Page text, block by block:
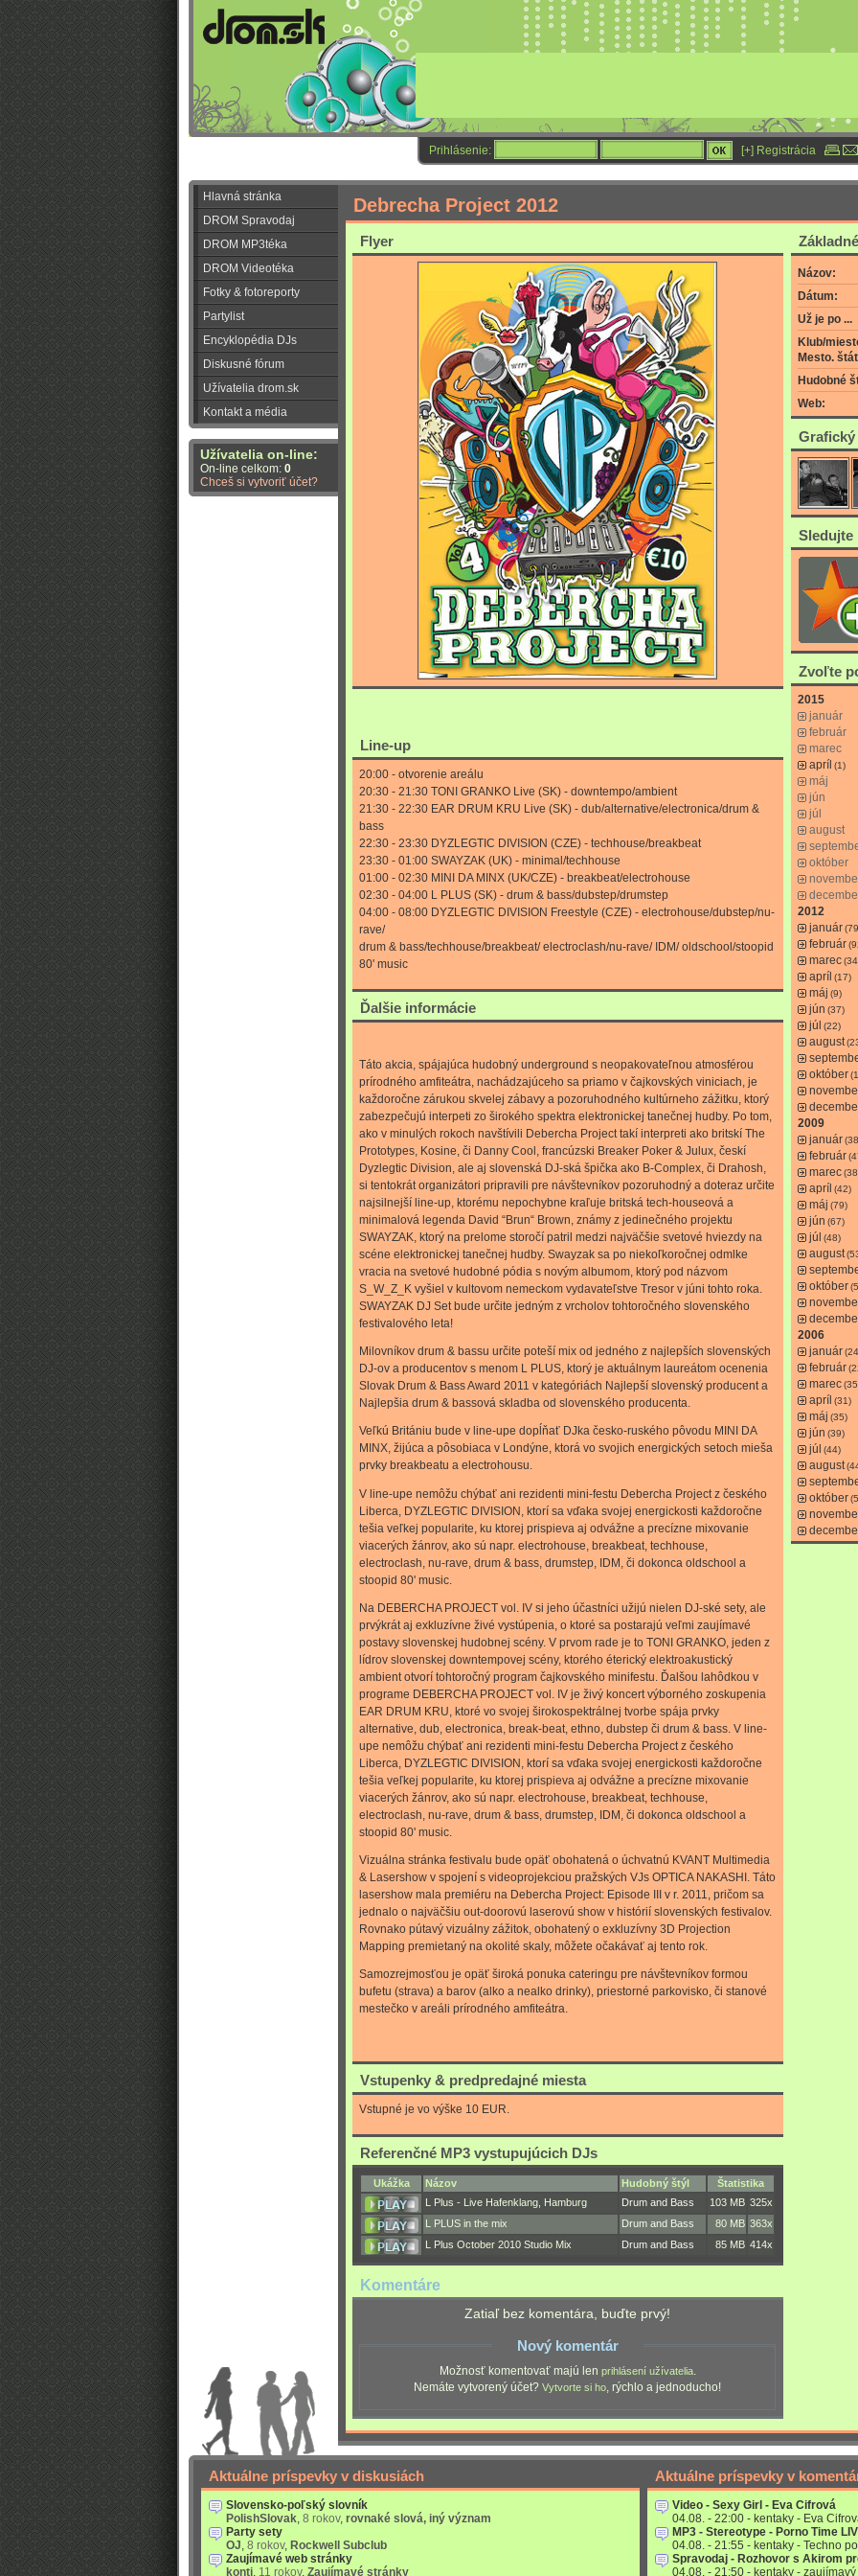
Prihlásenie: [+] Registrácia
Hlavná stránka
DROM Spravodaj
DROM MP3téka
DROM Videotéka
Fotky & fotoreporty
Partylist
Encyklopédia DJs
Diskusné fórum
Užívatelia drom.sk
Kontakt a média
Užívatelia on-line:
On-line celkom: 0
Chceš si vytvoriť účet?
Debrecha Project 2012
Flyer
Line-up
20:00 - otvorenie areálu
20:30 - 21:30 TONI GRANKO Live (SK) - downtempo/ambient
21:30 - 22:30 EAR DRUM KRU Live (SK) - dub/alternative/electronica/drum &
bass
22:30 - 23:30 DYZLEGTIC DIVISION (CZE) - techhouse/breakbeat
23:30 - 01:00 SWAYZAK (UK) - minimal/techhouse
01:00 - 02:30 MINI DA MINX (UK/CZE) - breakbeat/electrohouse
02:30 - 04:00 L PLUS (SK) - drum & bass/dubstep/drumstep
04:00 - 08:00 DYZLEGTIC DIVISION Freestyle (CZE) - electrohouse/dubstep/nu-
rave/
drum & bass/techhouse/breakbeat/ electroclash/nu-rave/ IDM/ oldschool/stoopid
80' music
Ďalšie informácie
Táto akcia, spájajúca hudobný underground s neopakovateľnou atmosférou
prírodného amfiteátra, nachádzajúceho sa priamo v čajkovských viniciach, je
každoročne zárukou skvelej zábavy a pozoruhodného kultúrneho zážitku, ktorý
zabezpečujú interpeti zo širokého spektra elektronickej tanečnej hudby. Po tom,
ako v minulých rokoch navštívili Debercha Project takí interpreti ako britskí The
Prototypes, Kosine, či Danny Cool, francúzski Breaker Poker & Julux, českí
Dyzlegtic Division, ale aj slovenská DJ-ská špička ako B-Complex, či Drahosh,
si tentokrát organizátori pripravili pre návštevníkov pozoruhodný a doteraz určite
najsilnejší line-up, ktorému nepochybne kraľuje britská tech-houseová a
minimalová legenda David “Brun“ Brown, známy z jedinečného projektu
SWAYZAK, ktorý na prelome storočí patril medzi najväčšie svetové hviezdy na
scéne elektronickej tanečnej hudby. Swayzak sa po niekoľkoročnej odmlke
vracia na svetové hudobné pódia s novým albumom, ktorý pod názvom
S_W_Z_K vyšiel v kultovom nemeckom vydavateľstve Tresor v júni tohto roka.
SWAYZAK DJ Set bude určite jedným z vrcholov tohtoročného slovenského
festivalového leta!
Milovníkov drum & bassu určite poteší mix od jedného z najlepších slovenských
DJ-ov a producentov s menom L PLUS, ktorý je aktuálnym laureátom ocenenia
Slovak Drum & Bass Award 2011 v kategóriách Najlepší slovenský producent a
Najlepšia drum & bassová skladba od slovenského producenta.
Veľkú Britániu bude v line-upe dopĺňať DJka česko-ruského pôvodu MINI DA
MINX, žijúca a pôsobiaca v Londýne, ktorá vo svojich energických setoch mieša
prvky breakbeatu a electrohousu.
V line-upe nemôžu chýbať ani rezidenti mini-festu Debercha Project z českého
Liberca, DYZLEGTIC DIVISION, ktorí sa vďaka svojej energickosti každoročne
tešia veľkej popularite, ku ktorej prispieva aj odvážne a precízne mixovanie
viacerých žánrov, ako sú napr. electrohouse, breakbeat, techhouse,
electroclash, nu-rave, drum & bass, drumstep, IDM, či dokonca oldschool a
stoopid 80' music.
Na DEBERCHA PROJECT vol. IV si jeho účastníci užijú nielen DJ-ské sety, ale
prvýkrát aj exkluzívne živé vystúpenia, o ktoré sa postarajú veľmi zaujímavé
postavy slovenskej hudobnej scény. V prvom rade je to TONI GRANKO, jeden z
lídrov slovenskej downtempovej scény, ktorého éterický elektroakustický
ambient otvorí tohtoročný program čajkovského minifestu. Ďalšou lahôdkou v
programe DEBERCHA PROJECT vol. IV je živý koncert výborného zoskupenia
EAR DRUM KRU, ktoré vo svojej širokospektrálnej tvorbe spája prvky
alternative, dub, electronica, break-beat, ethno, dubstep či drum & bass. V line-
upe nemôžu chýbať ani rezidenti mini-festu Debercha Project z českého
Liberca, DYZLEGTIC DIVISION, ktorí sa vďaka svojej energickosti každoročne
tešia veľkej popularite, ku ktorej prispieva aj odvážne a precízne mixovanie
viacerých žánrov, ako sú napr. electrohouse, breakbeat, techhouse,
electroclash, nu-rave, drum & bass, drumstep, IDM, či dokonca oldschool a
stoopid 80' music.
Vizuálna stránka festivalu bude opäť obohatená o úchvatnú KVANT Multimedia
& Lasershow v spojení s videoprojekciou pražských VJs OPTICA NAKASHI. Táto
lasershow mala premiéru na Debercha Project: Episode III v r. 2011, pričom sa
jednalo o najväčšiu out-doorovú laserovú show v histórií slovenských festivalov.
Rovnako pútavý vizuálny zážitok, obohatený o exkluzívny 3D Projection
Mapping premietaný na okolité skaly, môžete očakávať aj tento rok.
Samozrejmosťou je opäť široká ponuka cateringu pre návštevníkov formou
bufetu (strava) a barov (alko a nealko drinky), priestorné parkovisko, či stanové
mestečko v areáli prírodného amfiteátra.
Vstupenky & predpredajné miesta
Vstupné je vo výške 10 EUR.
Referenčné MP3 vystupujúcich DJs
Ukážka Názov Hudobný štýl
Štatistika
L Plus - Live Hafenklang, Hamburg
Drum and Bass 103 MB 325x
L PLUS in the mix
Drum and Bass 80 MB 363x
L Plus October 2010 Studio Mix
Drum and Bass 85 MB 414x
Komentáre
Zatiaľ bez komentára, buďte prvý!
Nový komentár
Možnosť komentovať majú len prihlásení užívatelia.
Nemáte vytvorený účet? Vytvorte si ho , rýchlo a jednoducho!
Názov:
Dátum:
Už je po ...
Klub/
Mesto.
Hudobné
Web:
Sledujte
Zvoľte
2015
január
február
marec
apríl (1)
máj
jún
júl
august
október
2012
január
február
marec
apríl (17)
máj (9)
jún (37)
júl (22)
august
október
2009
január
február
marec
apríl (42)
máj (79)
jún (67)
júl (48)
august
október
2006
január
február
marec
apríl (31)
máj (35)
jún (39)
júl (44)
august
október
Aktuálne príspevky v diskusiách
Slovensko-poľský slovník
PolishSlovak 8 rokov, rovnaké slová, iný význam
Party sety
OJ 8 rokov, Rockwell Subclub
Zaujímavé web stránky
konti 11 rokov, Zaujímavé stránky
Aktuálne príspevky v
Video - Sexy Girl - Eva Cifrová
04.08. - 22:00 - kentaky - Eva
MP3 - Stereotype - Porno Time
04.08. - 21:55 - kentaky - Techno
Spravodaj - Rozhovor s Akirom
04.08. - 21:50 - kentaky - zaujímavý